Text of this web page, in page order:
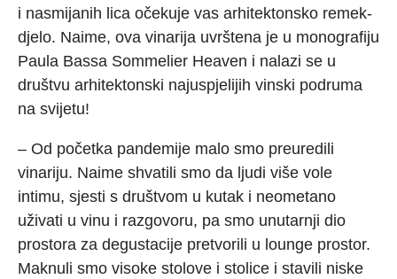
i nasmijanih lica očekuje vas arhitektonsko remek-
djelo. Naime, ova vinarija uvrštena je u monografiju
Paula Bassa Sommelier Heaven i nalazi se u
društvu arhitektonski najuspjelijih vinski podruma
na svijetu!
– Od početka pandemije malo smo preuredili
vinariju. Naime shvatili smo da ljudi više vole
intimu, sjesti s društvom u kutak i neometano
uživati u vinu i razgovoru, pa smo unutarnji dio
prostora za degustacije pretvorili u lounge prostor.
Maknuli smo visoke stolove i stolice i stavili niske